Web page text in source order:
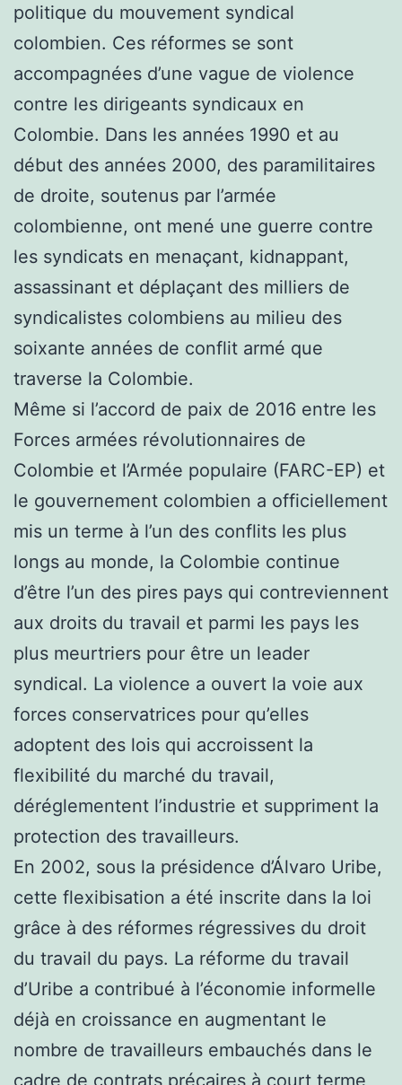
politique du mouvement syndical
colombien. Ces réformes se sont
accompagnées d’une vague de violence
contre les dirigeants syndicaux en
Colombie. Dans les années 1990 et au
début des années 2000, des paramilitaires
de droite, soutenus par l’armée
colombienne, ont mené une guerre contre
les syndicats en menaçant, kidnappant,
assassinant et déplaçant des milliers de
syndicalistes colombiens au milieu des
soixante années de conflit armé que
traverse la Colombie.
Même si l’accord de paix de 2016 entre les
Forces armées révolutionnaires de
Colombie et l’Armée populaire (FARC-EP) et
le gouvernement colombien a officiellement
mis un terme à l’un des conflits les plus
longs au monde, la Colombie continue
d’être l’un des pires pays qui contreviennent
aux droits du travail et parmi les pays les
plus meurtriers pour être un leader
syndical. La violence a ouvert la voie aux
forces conservatrices pour qu’elles
adoptent des lois qui accroissent la
flexibilité du marché du travail,
déréglementent l’industrie et suppriment la
protection des travailleurs.
En 2002, sous la présidence d’Álvaro Uribe,
cette flexibisation a été inscrite dans la loi
grâce à des réformes régressives du droit
du travail du pays. La réforme du travail
d’Uribe a contribué à l’économie informelle
déjà en croissance en augmentant le
nombre de travailleurs embauchés dans le
cadre de contrats précaires à court terme,